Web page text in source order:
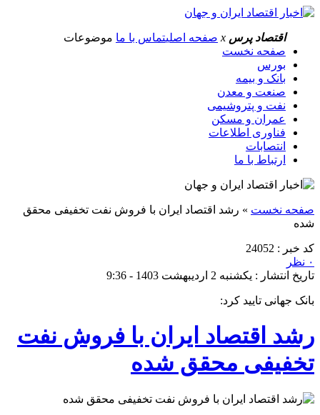
اقتصاد پرس x صفحه اصلیتماس با ما موضوعات
صفحه نخست
بورس
بانک و بیمه
صنعت و معدن
نفت و پتروشیمی
عمران و مسکن
فناوری اطلاعات
انتصابات
ارتباط با ما
صفحه نخست » رشد اقتصاد ایران با فروش نفت تخفیفی محقق
شده
کد خبر : 24052
۰ نظر
تاریخ انتشار : یکشنبه 2 اردیبهشت 1403 - 9:36
بانک جهانی تایید کرد:
رشد اقتصاد ایران با فروش نفت
تخفیفی محقق شده